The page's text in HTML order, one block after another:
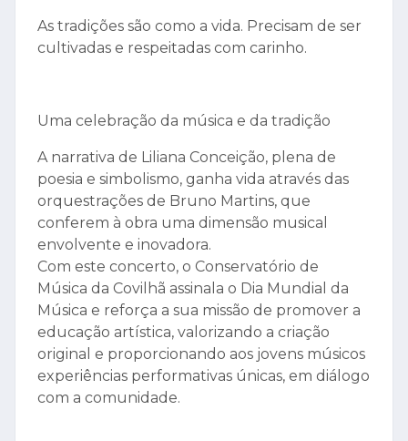
As tradições são como a vida. Precisam de ser
cultivadas e respeitadas com carinho.
Uma celebração da música e da tradição
A narrativa de Liliana Conceição, plena de
poesia e simbolismo, ganha vida através das
orquestrações de Bruno Martins, que
conferem à obra uma dimensão musical
envolvente e inovadora.
Com este concerto, o Conservatório de
Música da Covilhã assinala o Dia Mundial da
Música e reforça a sua missão de promover a
educação artística, valorizando a criação
original e proporcionando aos jovens músicos
experiências performativas únicas, em diálogo
com a comunidade.